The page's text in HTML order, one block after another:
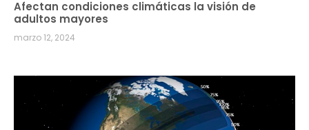
Afectan condiciones climáticas la visión de
adultos mayores
marzo 12, 2024